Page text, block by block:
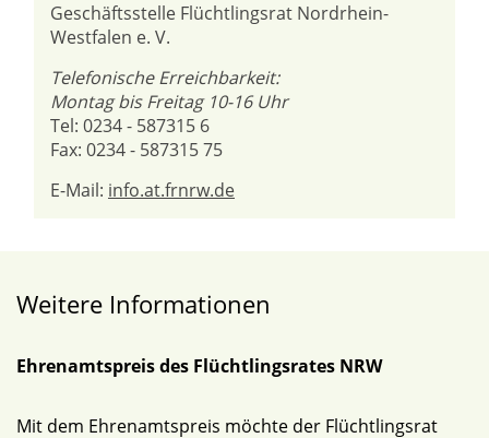
Geschäftsstelle Flüchtlingsrat Nordrhein-
Westfalen e. V.
Telefonische Erreichbarkeit:
Montag bis Freitag 10-16 Uhr
Tel: 0234 - 587315 6
Fax: 0234 - 587315 75
E-Mail: info.at.frnrw.de
Weitere Informationen
Ehrenamtspreis des Flüchtlingsrates NRW
Mit dem Ehrenamtspreis möchte der Flüchtlingsrat